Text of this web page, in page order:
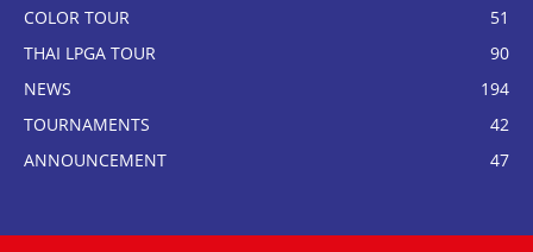
COLOR TOUR
51
THAI LPGA TOUR
90
NEWS
194
TOURNAMENTS
42
ANNOUNCEMENT
47